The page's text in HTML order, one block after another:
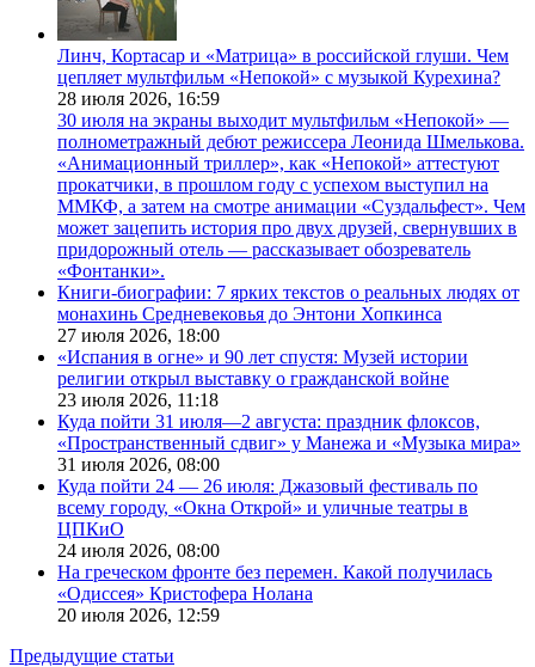
Линч, Кортасар и «Матрица» в российской глуши. Чем
цепляет мультфильм «Непокой» с музыкой Курехина?
28 июля 2026, 16:59
30 июля на экраны выходит мультфильм «Непокой» —
полнометражный дебют режиссера Леонида Шмелькова.
«Анимационный триллер», как «Непокой» аттестуют
прокатчики, в прошлом году с успехом выступил на
ММКФ, а затем на смотре анимации «Суздальфест». Чем
может зацепить история про двух друзей, свернувших в
придорожный отель — рассказывает обозреватель
«Фонтанки».
Книги-биографии: 7 ярких текстов о реальных людях от
монахинь Средневековья до Энтони Хопкинса
27 июля 2026, 18:00
«Испания в огне» и 90 лет спустя: Музей истории
религии открыл выставку о гражданской войне
23 июля 2026, 11:18
Куда пойти 31 июля—2 августа: праздник флоксов,
«Пространственный сдвиг» у Манежа и «Музыка мира»
31 июля 2026, 08:00
Куда пойти 24 — 26 июля: Джазовый фестиваль по
всему городу, «Окна Открой» и уличные театры в
ЦПКиО
24 июля 2026, 08:00
На греческом фронте без перемен. Какой получилась
«Одиссея» Кристофера Нолана
20 июля 2026, 12:59
Предыдущие статьи